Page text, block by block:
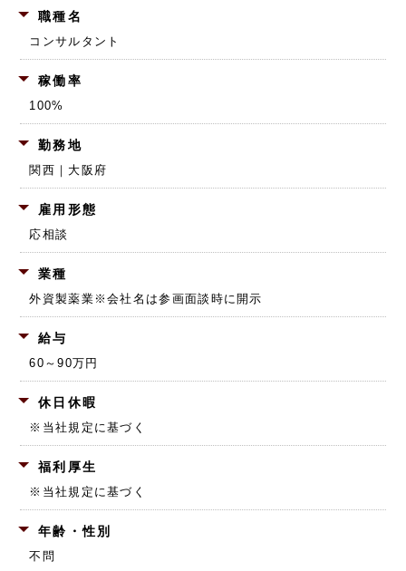
職種名
コンサルタント
稼働率
100%
勤務地
関西｜大阪府
雇用形態
応相談
業種
外資製薬業 ※会社名は参画面談時に開示
給与
60～90万円
休日休暇
※当社規定に基づく
福利厚生
※当社規定に基づく
年齢・性別
不問